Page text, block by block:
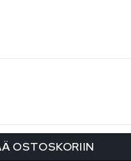
OSTOSKORIIN